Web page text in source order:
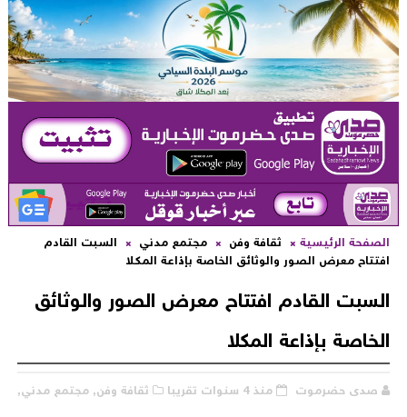
الرئيسية ثقافة وفن مجتمع مدني
السبت القادم
معرض الصور والوثائق الخاصة بإذاعة المكلا
القادم افتتاح معرض الصور والوثائق
بإذاعة المكلا
صدى حضرموت منذ 4 سنوات تقريبا ثقافة وفن, مجتمع مدني,